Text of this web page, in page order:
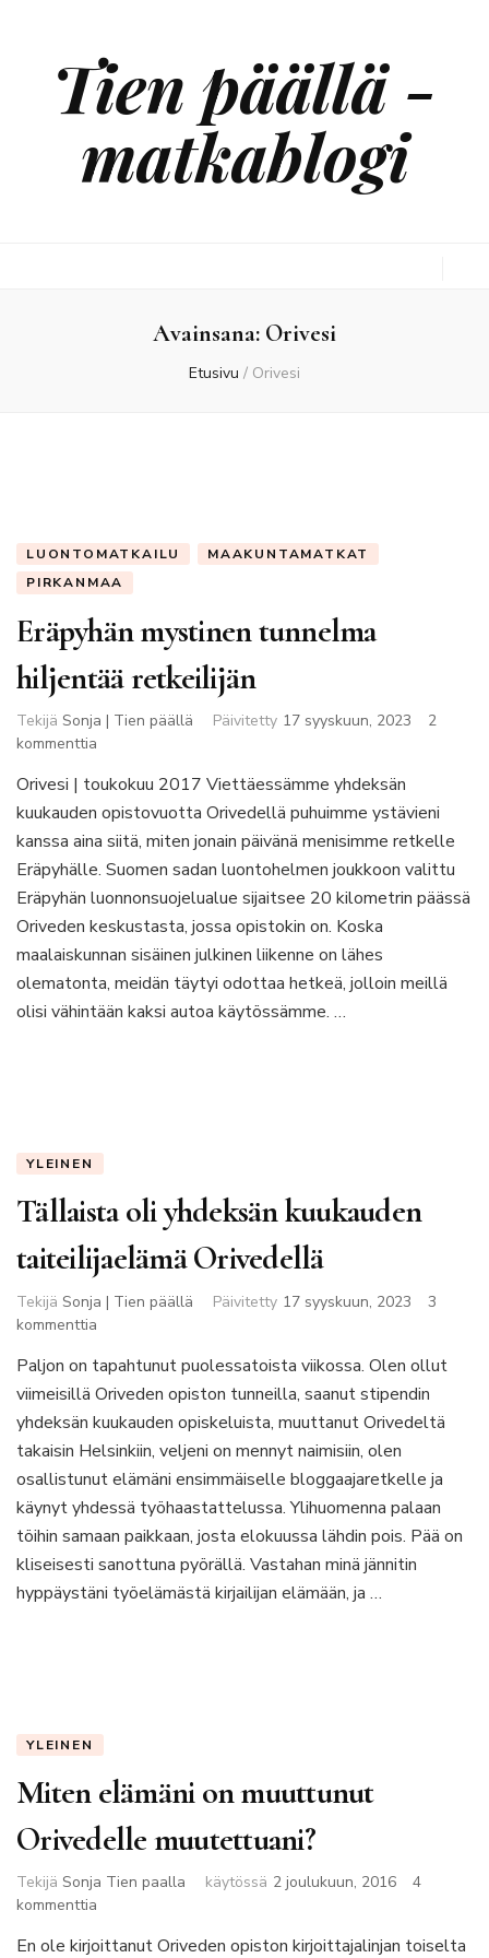
Tien päällä -
matkablogi
Avainsana: Orivesi
Etusivu / Orivesi
LUONTOMATKAILU
MAAKUNTAMATKAT
PIRKANMAA
Eräpyhän mystinen tunnelma
hiljentää retkeilijän
Tekijä Sonja | Tien päällä Päivitetty 17 syyskuun, 2023
2
kommenttia
mystinen
tunnelma
hiljentää
Orivesi | toukokuu 2017 Viettäessämme yhdeksän
kuukauden opistovuotta Orivedellä puhuimme ystävieni
kanssa aina siitä, miten jonain päivänä menisimme retkelle
Eräpyhälle. Suomen sadan luontohelmen joukkoon valittu
Eräpyhän luonnonsuojelualue sijaitsee 20 kilometrin päässä
Oriveden keskustasta, jossa opistokin on. Koska
maalaiskunnan sisäinen julkinen liikenne on lähes
olematonta, meidän täytyi odottaa hetkeä, jolloin meillä
olisi vähintään kaksi autoa käytössämme. …
YLEINEN
Tällaista oli yhdeksän kuukauden
taiteilijaelämä Orivedellä
Tekijä Sonja | Tien päällä Päivitetty 17 syyskuun, 2023
3
kommenttia
oli
yhdeksän
kuukauden
taiteilijaelämä
Orivedellä
Paljon on tapahtunut puolessatoista viikossa. Olen ollut
viimeisillä Oriveden opiston tunneilla, saanut stipendin
yhdeksän kuukauden opiskeluista, muuttanut Orivedeltä
takaisin Helsinkiin, veljeni on mennyt naimisiin, olen
osallistunut elämäni ensimmäiselle bloggaajaretkelle ja
käynyt yhdessä työhaastattelussa. Ylihuomenna palaan
töihin samaan paikkaan, josta elokuussa lähdin pois. Pää on
kliseisesti sanottuna pyörällä. Vastahan minä jännitin
hyppäystäni työelämästä kirjailijan elämään, ja …
YLEINEN
Miten elämäni on muuttunut
Orivedelle muutettuani?
Tekijä Sonja Tien paalla käytössä 2 joulukuun, 2016
4
kommenttia
elämäni
En ole kirjoittanut Oriveden opiston kirjoittajalinjan toiselta